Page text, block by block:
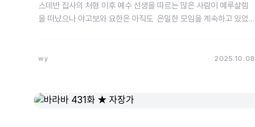
스데반 집사의 처형 이후 예수 선생을 따르는 많은 사람이 예루살렘
을 떠났으나 야고보와 요한은 아직도 은밀한 모임을 계속하고 있었
wy 2025.10.08